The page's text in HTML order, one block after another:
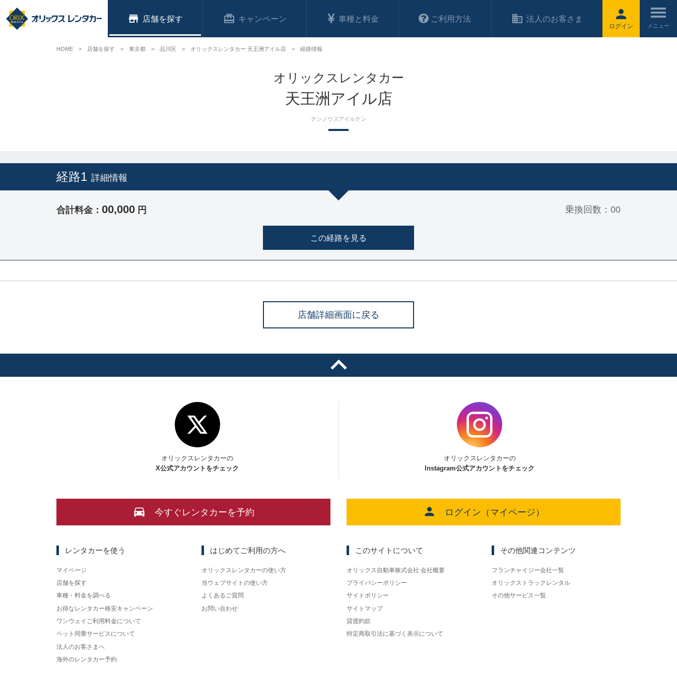
ログイン
店舗 キャンペーン 車種と料金 ご利用方法 法人のお客さま
オリックスレンタカー
天王洲アイル店
テンノウズアイルテン
経路1 詳細情報
合計料金： 00,000 円 乗換回数：00
この経路を見る
店舗詳細画面に戻る
HOME 店舗を探す 東京都 品川区 オリックスレンタカー 天王洲アイル店 経路情報
オリックスレンタカーの
X公式アカウントをチェック
オリックスレンタカーの
Instagram公式アカウントをチェック
今すぐレンタカーを予約 ログイン（マイページ）
レンタカーを使う
マイページ
店舗を探す
車種・料金を調べる
お得なレンタカー格安キャンペーン
ワンウェイご利用料金について
ペット同乗サービスについて
法人のお客さまへ
海外のレンタカー予約
はじめてご利用の方へ
オリックスレンタカーの使い方
当ウェブサイトの使い方
よくあるご質問
お問い合わせ
このサイトについて
オリックス自動車株式会社 会社概要
プライバシーポリシー
サイトポリシー
サイトマップ
貸渡約款
特定商取引法に基づく表示について
その他関連コンテンツ
フランチャイジー会社一覧
オリックストラックレンタル
その他サービス一覧